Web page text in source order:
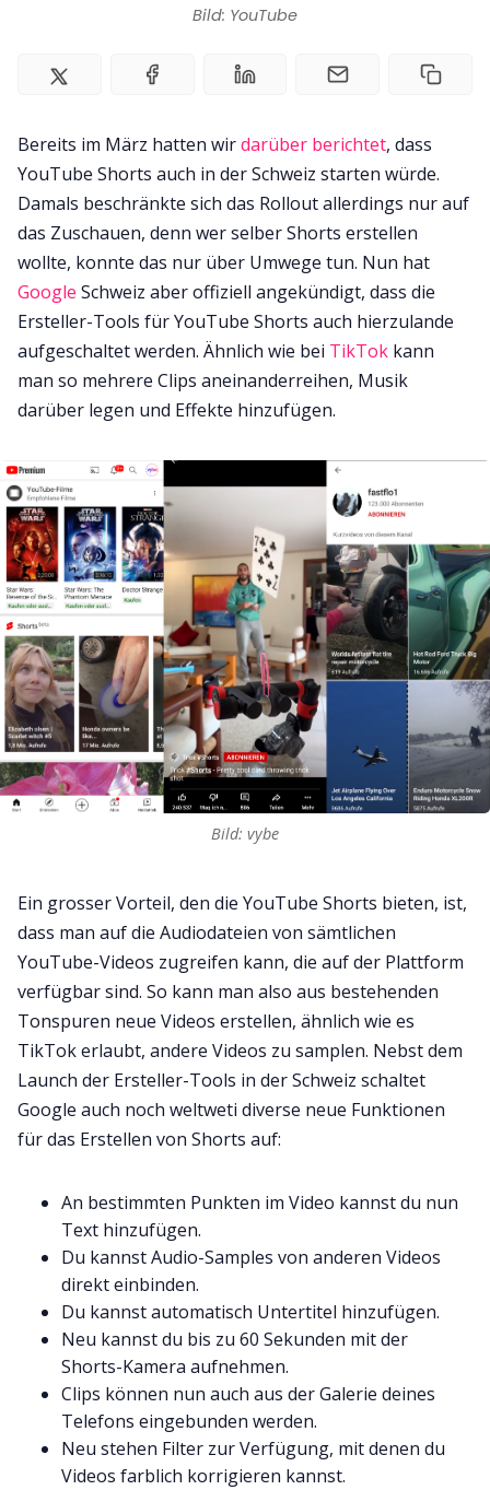
Bild: YouTube
Bereits im März hatten wirdarüber berichtet, dass
YouTube Shorts auch in der Schweiz starten würde.
Damals beschränkte sich das Rollout allerdings nur auf
das Zuschauen, denn wer selber Shorts erstellen
wollte, konnte das nur über Umwege tun. Nun hat
Google Schweiz aber offiziell angekündigt, dass die
Ersteller-Tools für YouTube Shorts auch hierzulande
aufgeschaltet werden. Ähnlich wie bei TikTok kann
man so mehrere Clips aneinanderreihen, Musik
darüber legen und Effekte hinzufügen.
Bild: vybe
Ein grosser Vorteil, den die YouTube Shorts bieten, ist,
dass man auf die Audiodateien von sämtlichen
YouTube-Videos zugreifen kann, die auf der Plattform
verfügbar sind. So kann man also aus bestehenden
Tonspuren neue Videos erstellen, ähnlich wie es
TikTok erlaubt, andere Videos zu samplen. Nebst dem
Launch der Ersteller-Tools in der Schweiz schaltet
Google auch noch weltweti diverse neue Funktionen
für das Erstellen von Shorts auf:
An bestimmten Punkten im Video kannst du nun
Text hinzufügen.
Du kannst Audio-Samples von anderen Videos
direkt einbinden.
Du kannst automatisch Untertitel hinzufügen.
Neu kannst du bis zu 60 Sekunden mit der
Shorts-Kamera aufnehmen.
Clips können nun auch aus der Galerie deines
Telefons eingebunden werden.
Neu stehen Filter zur Verfügung, mit denen du
Videos farblich korrigieren kannst.